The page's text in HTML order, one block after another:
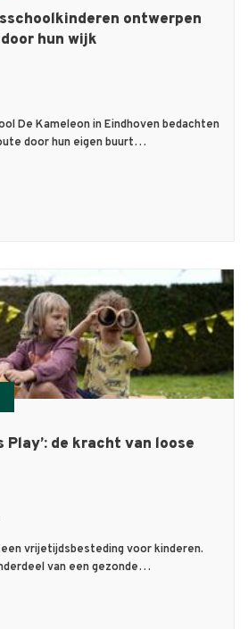
ontwerpen
hun wijk
De Kameleon in Eindhoven bedachten
door hun eigen buurt…
Play’: de kracht van loose
vrijetijdsbesteding voor kinderen.
van een gezonde…